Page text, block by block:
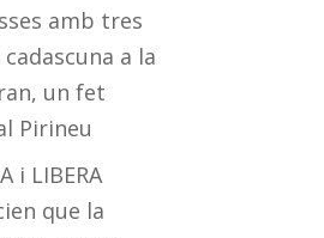
amb tres
a la
un fet
Pirineu
i LIBERA
que la